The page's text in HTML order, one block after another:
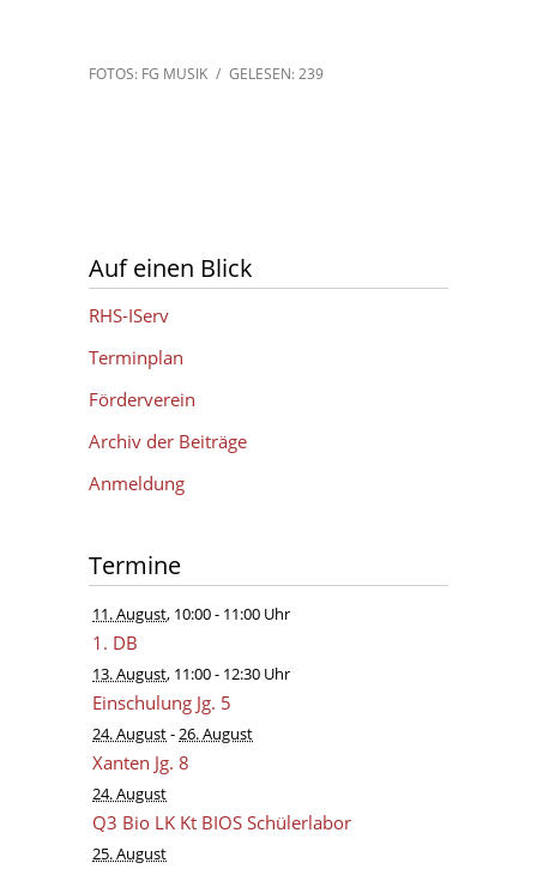
FOTOS: FG MUSIK / GELESEN: 239
Auf einen Blick
RHS-IServ
Terminplan
Förderverein
Archiv der Beiträge
Anmeldung
Termine
11. August, 10:00- 11:00 Uhr
1. DB
13. August, 11:00- 12:30 Uhr
Einschulung Jg. 5
24. August-26. August
Xanten Jg. 8
24. August
Q3 Bio LK Kt BIOS Schülerlabor
25. August